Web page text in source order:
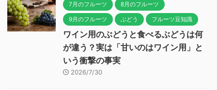
7月のフルーツ 8月のフルーツ
9月のフルーツ ぶどう フルーツ豆知識
ワイン用のぶどうと食べるぶどうは何
が違う？実は「甘いのはワイン用」と
いう衝撃の事実
2026/7/30